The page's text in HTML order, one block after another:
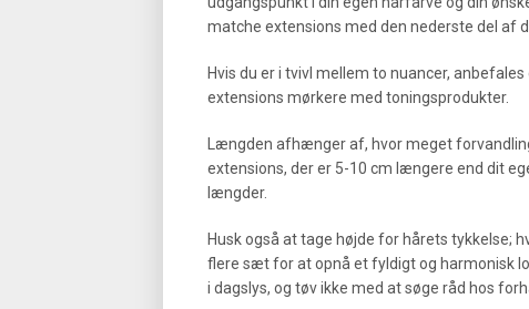
matche extensions med den nederste del af
Hvis du er i tvivl mellem to nuancer,
extensions mørkere med toningsprodukter.
Længden afhænger af, hvor meget
extensions, der er 5-10 cm længere end dit
længder.
Husk også at tage højde for hårets tykkelse;
flere sæt for at opnå et fyldigt og harmonisk
i dagslys, og tøv ikke med at søge råd hos